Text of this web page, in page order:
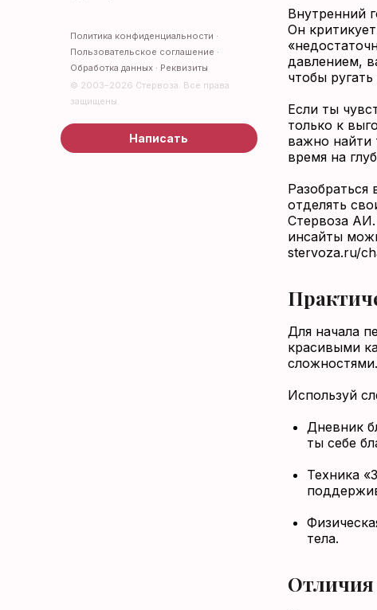
Политика конфиденциальности ·
Пользовательское соглашение ·
Обработка данных · Реквизиты
© 2003–2026 Стервоза. Все права
защищены.
Написать
Внутренний
Он
давлением,
чтобы
Если ты
только к
важно найти
время на
Разобраться
отделять
Стервоза
инсайты
stervoza.ru/
Для начала
красивыми
сложностями.
Используй
Дневник
ты себе
Техника
тела.
Отличия